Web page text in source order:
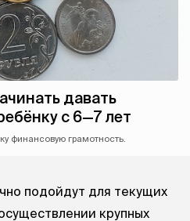
давать
с 6—7 лет
финансовую грамотность.
подойдут для текущих
крупных